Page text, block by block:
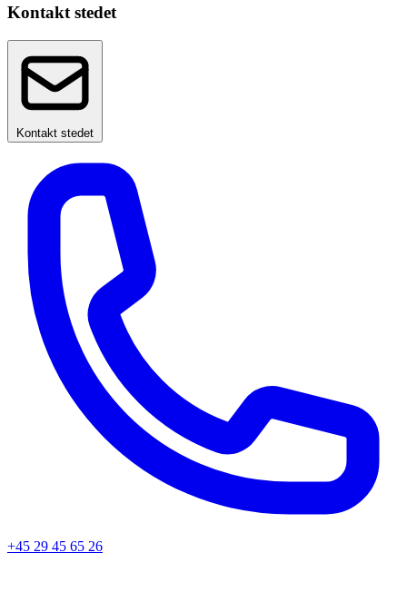
Kontakt stedet
Kontakt stedet
+45 29 45 65 26